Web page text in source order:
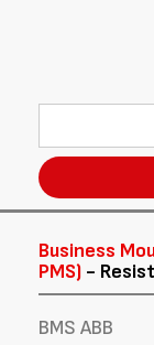
Business
PMS) -
BMS ABB